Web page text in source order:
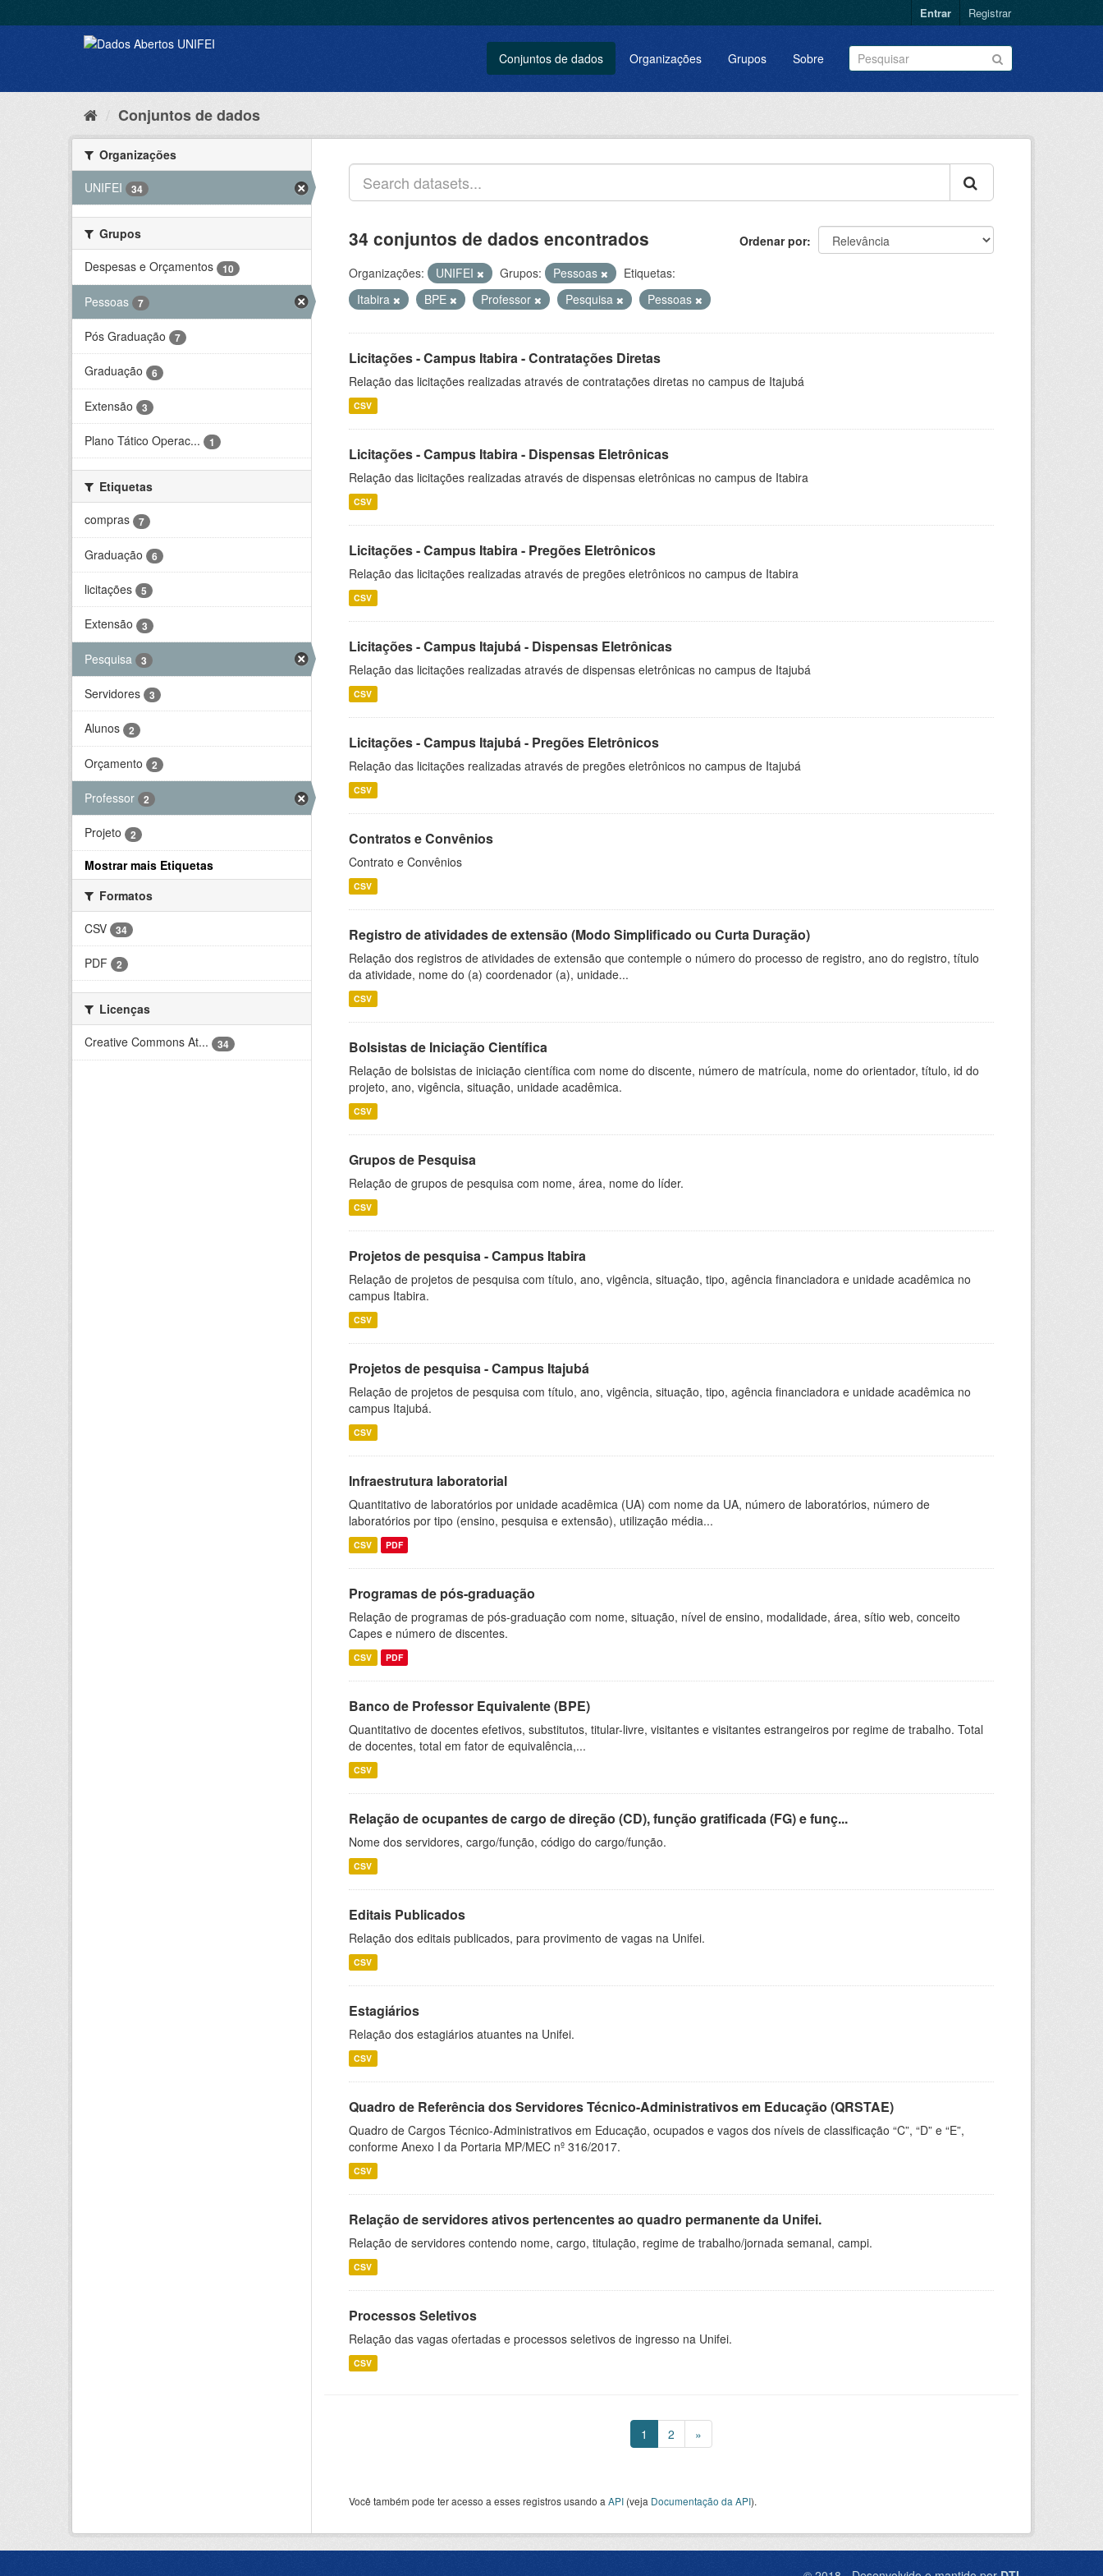
Entrar Registrar
Conjuntos de dados Organizações Grupos Sobre
Conjuntos de dados
Organizações
UNIFEI
34
Grupos
Despesas e Orçamentos
10
Pessoas 7
Pós Graduação 7
Graduação 6
Extensão 3
Plano Tático Operac... 1
Etiquetas
compras
7
Graduação 6
licitações 5
Extensão 3
Pesquisa 3
Servidores 3
Alunos 2
Orçamento 2
Professor 2
Projeto 2
Mostrar mais Etiquetas
Formatos
CSV
34
PDF 2
Licenças
Creative Commons At...
34
Ordenar por
34 conjuntos de dados encontrados
Organizações: UNIFEI Grupos: Pessoas
Etiquetas:
Itabira
BPE Professor Pesquisa Pessoas
Licitações - Campus Itabira - Contratações Diretas
Relação das licitações realizadas através de contratações diretas no campus de Itajubá
CSV
Licitações - Campus Itabira - Dispensas Eletrônicas
Relação das licitações realizadas através de dispensas eletrônicas no campus de Itabira
CSV
Licitações - Campus Itabira - Pregões Eletrônicos
Relação das licitações realizadas através de pregões eletrônicos no campus de Itabira
CSV
Licitações - Campus Itajubá - Dispensas Eletrônicas
Relação das licitações realizadas através de dispensas eletrônicas no campus de Itajubá
CSV
Licitações - Campus Itajubá - Pregões Eletrônicos
Relação das licitações realizadas através de pregões eletrônicos no campus de Itajubá
CSV
Contratos e Convênios
Contrato e Convênios
CSV
Registro de atividades de extensão (Modo Simplificado ou Curta Duração)
Relação dos registros de atividades de extensão que contemple o número do processo de registro, ano do registro, título
da atividade, nome do (a) coordenador (a), unidade...
CSV
Bolsistas de Iniciação Científica
Relação de bolsistas de iniciação científica com nome do discente, número de matrícula, nome do orientador, título, id do
projeto, ano, vigência, situação, unidade acadêmica.
CSV
Grupos de Pesquisa
Relação de grupos de pesquisa com nome, área, nome do líder.
CSV
Projetos de pesquisa - Campus Itabira
Relação de projetos de pesquisa com título, ano, vigência, situação, tipo, agência financiadora e unidade acadêmica no
campus Itabira.
CSV
Projetos de pesquisa - Campus Itajubá
Relação de projetos de pesquisa com título, ano, vigência, situação, tipo, agência financiadora e unidade acadêmica no
campus Itajubá.
CSV
Infraestrutura laboratorial
Quantitativo de laboratórios por unidade acadêmica (UA) com nome da UA, número de laboratórios, número de
laboratórios por tipo (ensino, pesquisa e extensão), utilização média...
CSV PDF
Programas de pós-graduação
Relação de programas de pós-graduação com nome, situação, nível de ensino, modalidade, área, sítio web, conceito
Capes e número de discentes.
CSV PDF
Banco de Professor Equivalente (BPE)
Quantitativo de docentes efetivos, substitutos, titular-livre, visitantes e visitantes estrangeiros por regime de trabalho. Total
de docentes, total em fator de equivalência,...
CSV
Relação de ocupantes de cargo de direção (CD), função gratificada (FG) e funç...
Nome dos servidores, cargo/função, código do cargo/função.
CSV
Editais Publicados
Relação dos editais publicados, para provimento de vagas na Unifei.
CSV
Estagiários
Relação dos estagiários atuantes na Unifei.
CSV
Quadro de Referência dos Servidores Técnico-Administrativos em Educação (QRSTAE)
Quadro de Cargos Técnico-Administrativos em Educação, ocupados e vagos dos níveis de classificação “C”, “D” e “E”,
conforme Anexo I da Portaria MP/MEC nº 316/2017.
CSV
Relação de servidores ativos pertencentes ao quadro permanente da Unifei.
Relação de servidores contendo nome, cargo, titulação, regime de trabalho/jornada semanal, campi.
CSV
Processos Seletivos
Relação das vagas ofertadas e processos seletivos de ingresso na Unifei.
CSV
1 2 »
Você também pode ter acesso a esses registros usando a API (veja Documentação da API).